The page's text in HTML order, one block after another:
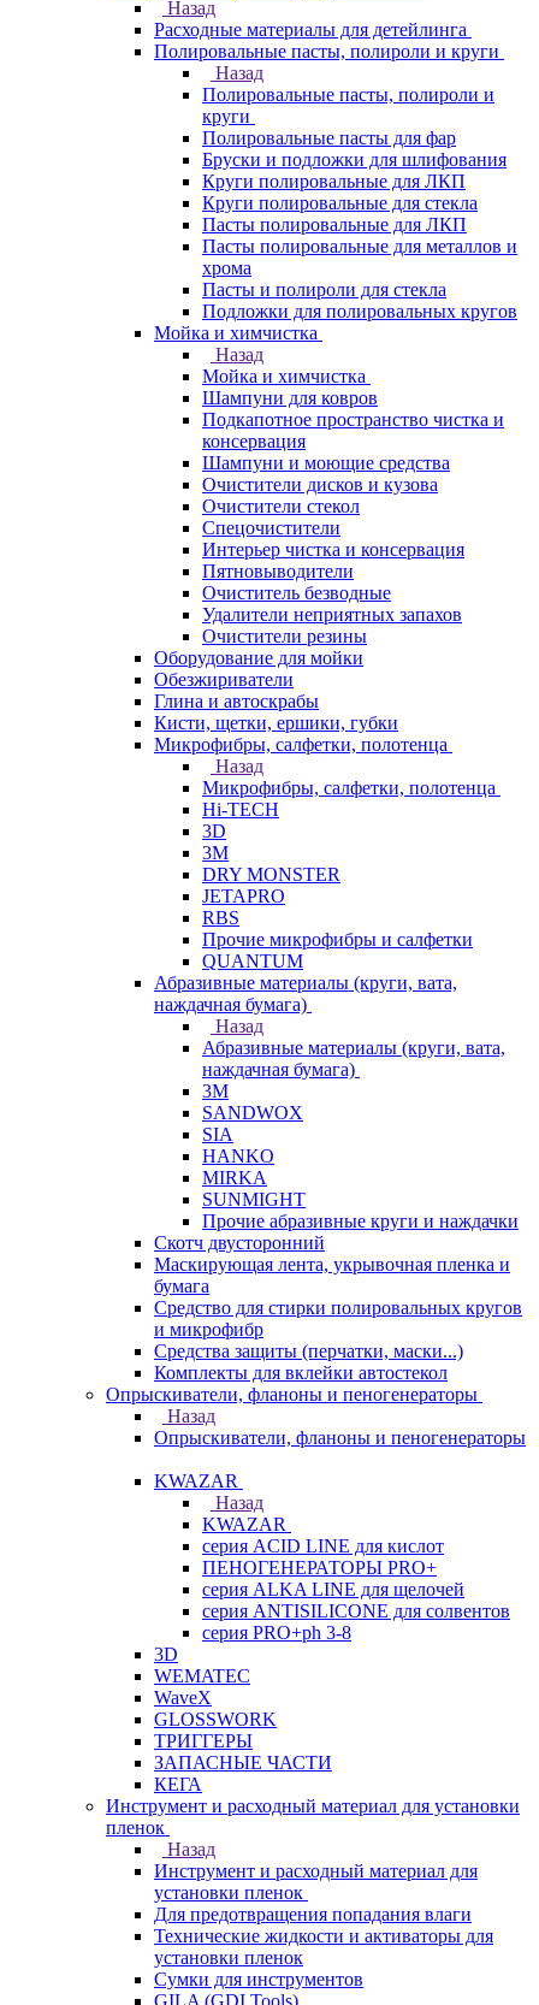
Назад
Расходные материалы для детейлинга
Полировальные пасты, полироли и круги
Назад
Полировальные пасты, полироли и
круги
Полировальные пасты для фар
Бруски и подложки для шлифования
Круги полировальные для ЛКП
Круги полировальные для стекла
Пасты полировальные для ЛКП
Пасты полировальные для металлов и
хрома
Пасты и полироли для стекла
Подложки для полировальных кругов
Мойка и химчистка
Назад
Мойка и химчистка
Шампуни для ковров
Подкапотное пространство чистка и
консервация
Шампуни и моющие средства
Очистители дисков и кузова
Очистители стекол
Спецочистители
Интерьер чистка и консервация
Пятновыводители
Очиститель безводные
Удалители неприятных запахов
Очистители резины
Оборудование для мойки
Обезжириватели
Глина и автоскрабы
Кисти, щетки, ершики, губки
Микрофибры, салфетки, полотенца
Назад
Микрофибры, салфетки, полотенца
Hi-TECH
3D
3М
DRY MONSTER
JETAPRO
RBS
Прочие микрофибры и салфетки
QUANTUM
Абразивные материалы (круги, вата,
наждачная бумага)
Назад
Абразивные материалы (круги, вата,
наждачная бумага)
3М
SANDWOX
SIA
HANKO
MIRKA
SUNMIGHT
Прочие абразивные круги и наждачки
Скотч двусторонний
Маскирующая лента, укрывочная пленка и
бумага
Средство для стирки полировальных кругов
и микрофибр
Средства защиты (перчатки, маски...)
Комплекты для вклейки автостекол
Опрыскиватели, фланоны и пеногенераторы
Назад
Опрыскиватели, фланоны и пеногенераторы
KWAZAR
Назад
KWAZAR
серия ACID LINE для кислот
ПЕНОГЕНЕРАТОРЫ PRO+
серия ALKA LINE для щелочей
серия ANTISILICONE для солвентов
серия PRO+ph 3-8
3D
WEMATEC
WaveX
GLOSSWORK
ТРИГГЕРЫ
ЗАПАСНЫЕ ЧАСТИ
КЕГА
Инструмент и расходный материал для установки
пленок
Назад
Инструмент и расходный материал для
установки пленок
Для предотвращения попадания влаги
Технические жидкости и активаторы для
установки пленок
Сумки для инструментов
GILA (GDI Tools)